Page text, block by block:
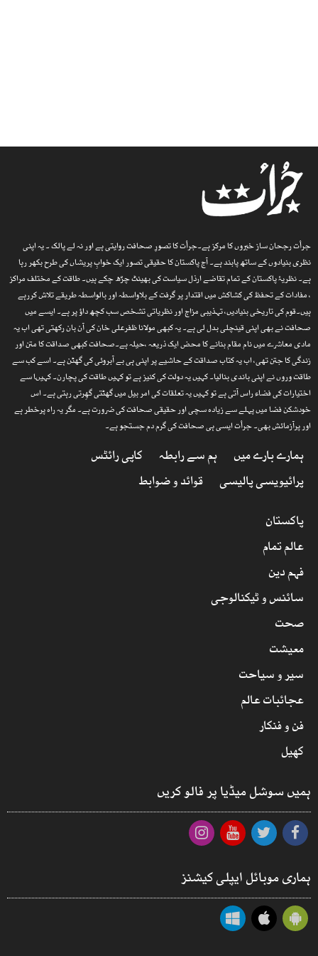
جرأت رجحان ساز خبروں کا مرکز ہے۔جرأت کا تصورِ صحافت روایتی ہے اور نہ لے پالک ۔ یہ اپنی
نظری بنیادوں کے ساتھ پابند ہے۔ آج پاکستان کا حقیقی تصور ایک خوابِ پریشاں کی طرح بکھر رہا
ہے۔ نظریۂ پاکستان کے تمام تقاضے ارذل سیاست کی بھینٹ چڑھ چکے ہیں۔ طاقت کے مختلف مراکز
، مفادات کے تحفظ کی کشاکش میں اقتدار پر گرفت کے بلاواسطہ اور بالواسطہ طریقے تلاش کررہے
ہیں۔قوم کی تاریخی بنیادیں، تہذیبی مزاج اور نظریاتی تشخص سب کچھ داؤ پر ہے۔ ایسے میں
صحافت نے بھی اپنی قینچلی بدل لی ہے۔ یہ کبھی مولانا ظفرعلی خان کی آن بان رکھتی تھی اب یہ
مادی معاشرے میں نام مقام بنانے کا محض ایک ذریعہ ،حیلہ ہے۔صحافت کبھی صداقت کا متن اور
زندگی کا جتن تھی، اب یہ کتاب صداقت کے حاشیے پر اپنی ہی بے آبروئی کی گھٹن ہے۔ اسے کب سے
طاقت وروں نے اپنی باندی بنالیا۔ کہیں یہ دولت کی کنیز ہے تو کہیں طاقت کی پچارن۔ کہیںا سے
اختیارات کی فضاء راس آتی ہے تو کہیں یہ تعلقات کی امر بیل میں گھٹتی گھِرتی رہتی ہے۔ اس
خودشکن فضا میں پہلے سے زیادہ سچی اور حقیقی صحافت کی ضرورت ہے۔ مگر یہ راہ پرخطر ہے
اور پرآزمائش بھی۔ جرأت ایسی ہی صحافت کی گرم دم جستجو ہے۔
ہمارے بارے میں ہم سے رابطہ
کاپی رائٹس
پرائیویسی پالیسی
قوائد و ضوابط
پاکستان
عالم تمام
فہم دین
سائنس و ٹیکنالوجی
صحت
معیشت
سیر و سیاحت
عجائبات عالم
فن و فنکار
کھیل
ہمیں سوشل میڈیا پر فالو کریں
ہماری موبائل ایپلی کیشنز